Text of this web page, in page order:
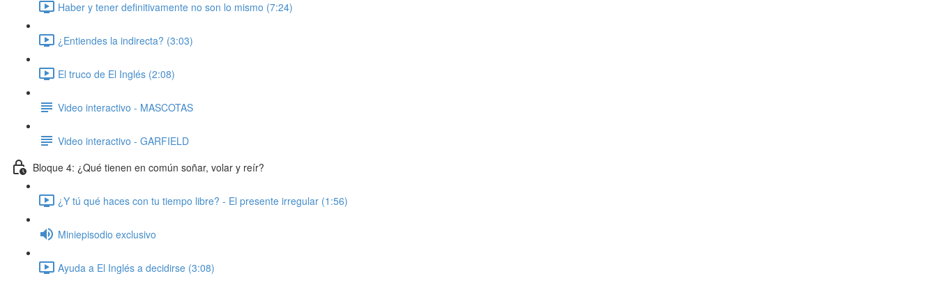
Haber y tener definitivamente no son lo mismo (7:24)
¿Entiendes la indirecta? (3:03)
El truco de El Inglés (2:08)
Video interactivo - MASCOTAS
Video interactivo - GARFIELD
Bloque 4: ¿Qué tienen en común soñar, volar y reír?
¿Y tú qué haces con tu tiempo libre? - El presente irregular (1:56)
Miniepisodio exclusivo
Ayuda a El Inglés a decidirse (3:08)